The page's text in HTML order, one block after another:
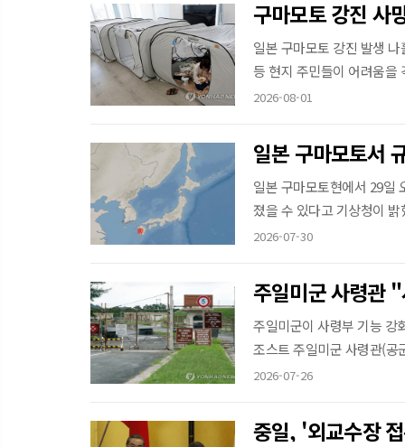
구마모토 강진 사
일본 구마모토 강진 발생
등 현지 주민들이 어려움을
2026-08-01
일본 구마모토서
일본 구마모토현에서 29일
졌을 수 있다고 기상청이
2026-07-30
주일미군 사령관
주일미군이 사령부 기능 강
조스트 주일미군 사령관(공
2026-07-26
중일, '외교수장